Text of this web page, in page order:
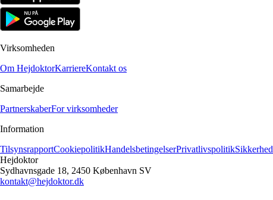
Virksomheden
Om HejdoktorKarriereKontakt os
Samarbejde
PartnerskaberFor virksomheder
Information
TilsynsrapportCookiepolitikHandelsbetingelserPrivatlivspolitikSikkerhed
Hejdoktor
Sydhavnsgade 18, 2450 København SV
kontakt@hejdoktor.dk